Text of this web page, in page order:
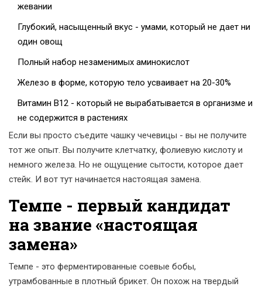
жевании
Глубокий, насыщенный вкус - умами, который не дает ни
один овощ
Полный набор незаменимых аминокислот
Железо в форме, которую тело усваивает на 20-30%
Витамин B12 - который не вырабатывается в организме и
не содержится в растениях
Если вы просто съедите чашку чечевицы - вы не получите
тот же опыт. Вы получите клетчатку, фолиевую кислоту и
немного железа. Но не ощущение сытости, которое дает
стейк. И вот тут начинается настоящая замена.
Темпе - первый кандидат
на звание «настоящая
замена»
Темпе - это ферментированные соевые бобы,
утрамбованные в плотный брикет. Он похож на твердый